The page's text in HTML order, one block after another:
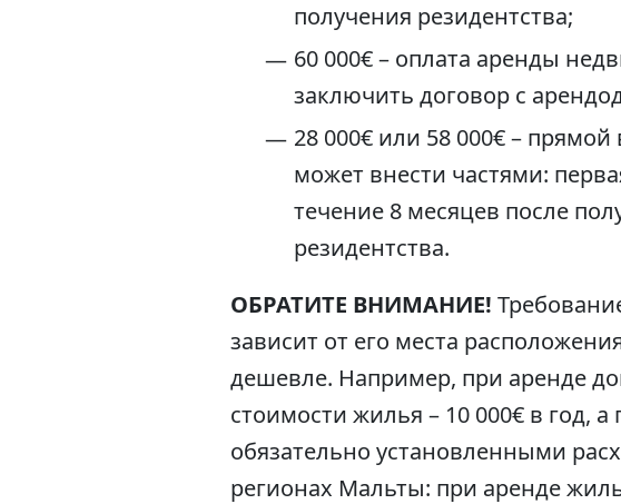
получения резидентства;
60 000€ – оплата аренды
заключить договор с
28 000€ или 58 000€ –
может внести частями:
течение 8 месяцев после
резидентства.
ОБРАТИТЕ ВНИМАНИЕ!
зависит от его места
дешевле. Например, при аренде
стоимости жилья – 10 000€ в год,
обязательно установленными
регионах Мальты: при аренде